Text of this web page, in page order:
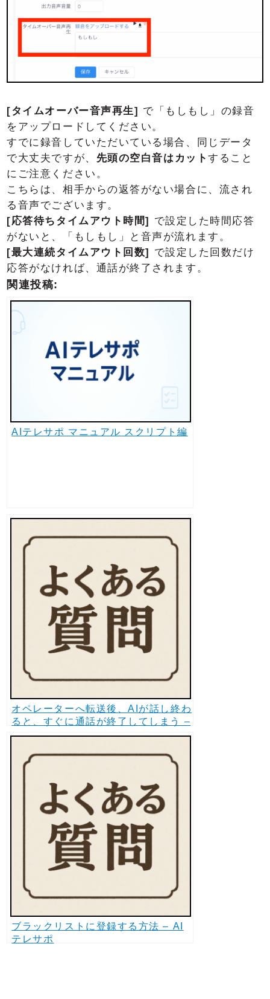
[タイムオーバー音声再生]
で「もしもし」の録音
をアップロードしてください。
すでに録音していただいている場合、同じデータ
で大丈夫ですが、 先頭の空白音はカットすること
にご注意ください。
こちらは、相手からの返答がない場合に、流され
る音声でございます。
[応答待ちタイムアウト時間]
で設定した時間応答
がないと、「もしもし」と音声が流れます。
[最大連続タイムアウト回数]
で設定した回数だけ
応答がなければ、通話が終了されます。
関連投稿:
AIテレサポ マニュアル スクリプト編
オペレーターへ転送後、AIが話し終わ
ると、すぐに通話が終了してしまう –
AIテレサポ
ブラックリストに登録する方法 – AI
テレサポ